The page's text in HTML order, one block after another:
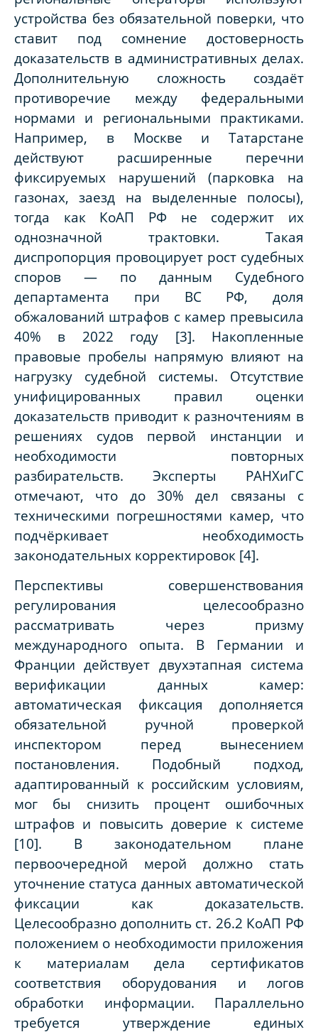
устройства без обязательной поверки, что
ставит под сомнение достоверность
доказательств в административных делах.
Дополнительную сложность создаёт
противоречие между федеральными
нормами и региональными практиками.
Например, в Москве и Татарстане
действуют расширенные перечни
фиксируемых нарушений (парковка на
газонах, заезд на выделенные полосы),
тогда как КоАП РФ не содержит их
однозначной трактовки. Такая
диспропорция провоцирует рост судебных
споров — по данным Судебного
департамента при ВС РФ, доля
обжалований штрафов с камер превысила
40% в 2022 году [3]. Накопленные
правовые пробелы напрямую влияют на
нагрузку судебной системы. Отсутствие
унифицированных правил оценки
доказательств приводит к разночтениям в
решениях судов первой инстанции и
необходимости повторных
разбирательств. Эксперты РАНХиГС
отмечают, что до 30% дел связаны с
техническими погрешностями камер, что
подчёркивает необходимость
законодательных корректировок [4].
Перспективы совершенствования
регулирования целесообразно
рассматривать через призму
международного опыта. В Германии и
Франции действует двухэтапная система
верификации данных камер:
автоматическая фиксация дополняется
обязательной ручной проверкой
инспектором перед вынесением
постановления. Подобный подход,
адаптированный к российским условиям,
мог бы снизить процент ошибочных
штрафов и повысить доверие к системе
[10]. В законодательном плане
первоочередной мерой должно стать
уточнение статуса данных автоматической
фиксации как доказательств.
Целесообразно дополнить ст. 26.2 КоАП РФ
положением о необходимости приложения
к материалам дела сертификатов
соответствия оборудования и логов
обработки информации. Параллельно
требуется утверждение единых